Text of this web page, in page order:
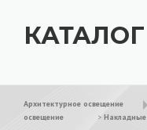
КАТАЛОГ
Архитектурное освещение
освещение
> Накладные